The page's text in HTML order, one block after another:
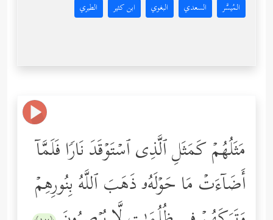
المُيسَّر السعدي البغوي ابن كثير الطبري
مَثَلُهُمۡ كَمَثَلِ ٱلَّذِی ٱسۡتَوۡقَدَ نَارࣰا فَلَمَّاۤ
أَضَاۤءَتۡ مَا حَوۡلَهُۥ ذَهَبَ ٱللَّهُ بِنُورِهِمۡ